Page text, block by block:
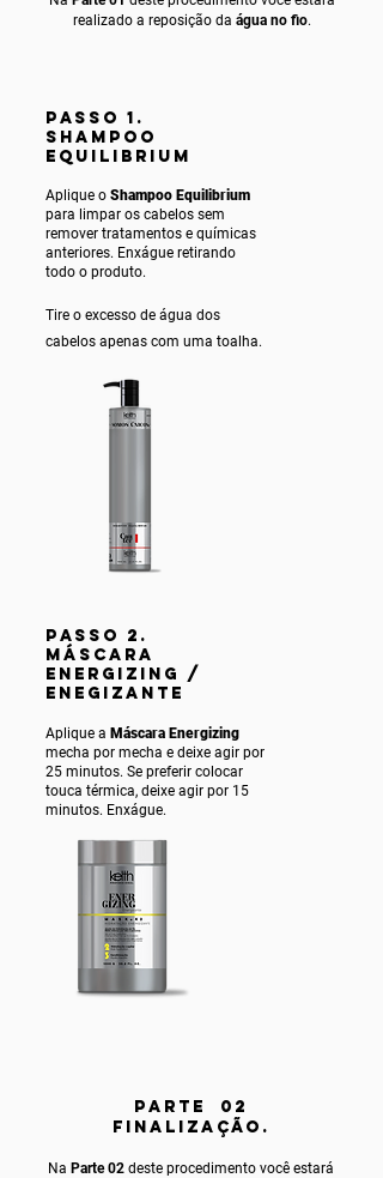
realizado a reposição da água no fio.
PASSO 1.
SHAMPOO
EQUILIBRIUM
Aplique o Shampoo Equilibrium
para limpar os cabelos sem
remover tratamentos e químicas
anteriores. Enxágue retirando
todo o produto.
Tire o excesso de água dos
cabelos apenas com uma toalha.
PASSO 2.
MÁSCARA
ENERGIZING /
ENEGIZANTE
Aplique a Máscara Energizing
mecha por mecha e deixe agir por
25 minutos. Se preferir colocar
touca térmica, deixe agir por 15
minutos. Enxágue.
PARTE 02
FINALIZAÇÃO.
Na Parte 02 deste procedimento você estará